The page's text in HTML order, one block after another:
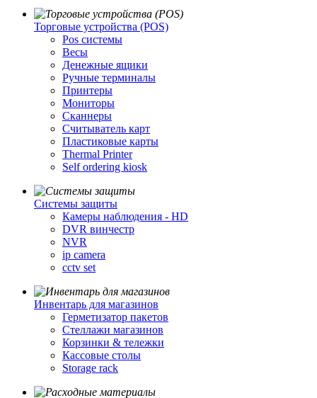
Торговые устройства (POS)
Pos системы
Весы
Денежные ящики
Ручные терминалы
Принтеры
Мониторы
Сканнеры
Считыватель карт
Пластиковые карты
Thermal Printer
Self ordering kiosk
Cистемы защиты
Камеры наблюдения - HD
DVR винчестр
NVR
ip camera
cctv set
Инвентарь для магазинов
Герметизатор пакетов
Стеллажи магазинов
Корзинки & тележки
Кассовые столы
Storage rack